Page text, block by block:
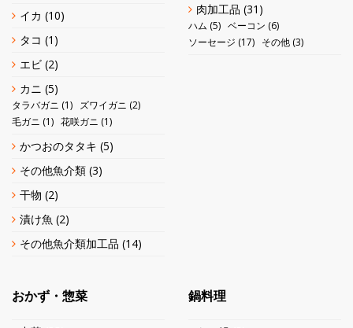
イカ (10)
タコ (1)
エビ (2)
カニ (5)
タラバガニ (1) ズワイガニ (2)
毛ガニ (1) 花咲ガニ (1)
かつおのタタキ (5)
その他魚介類 (3)
干物 (2)
漬け魚 (2)
その他魚介類加工品 (14)
肉加工品 (31)
ハム (5) ベーコン (6)
ソーセージ (17) その他 (3)
おかず・惣菜 鍋料理